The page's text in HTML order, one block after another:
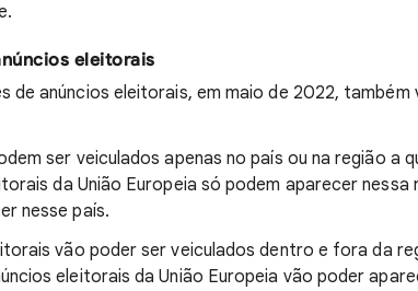
eleitorais
de anúncios eleitorais, em maio de 2022, também
ser veiculados apenas no país ou na região a
da União Europeia só podem aparecer nessa
nesse país.
vão poder ser veiculados dentro e fora da
eleitorais da União Europeia vão poder